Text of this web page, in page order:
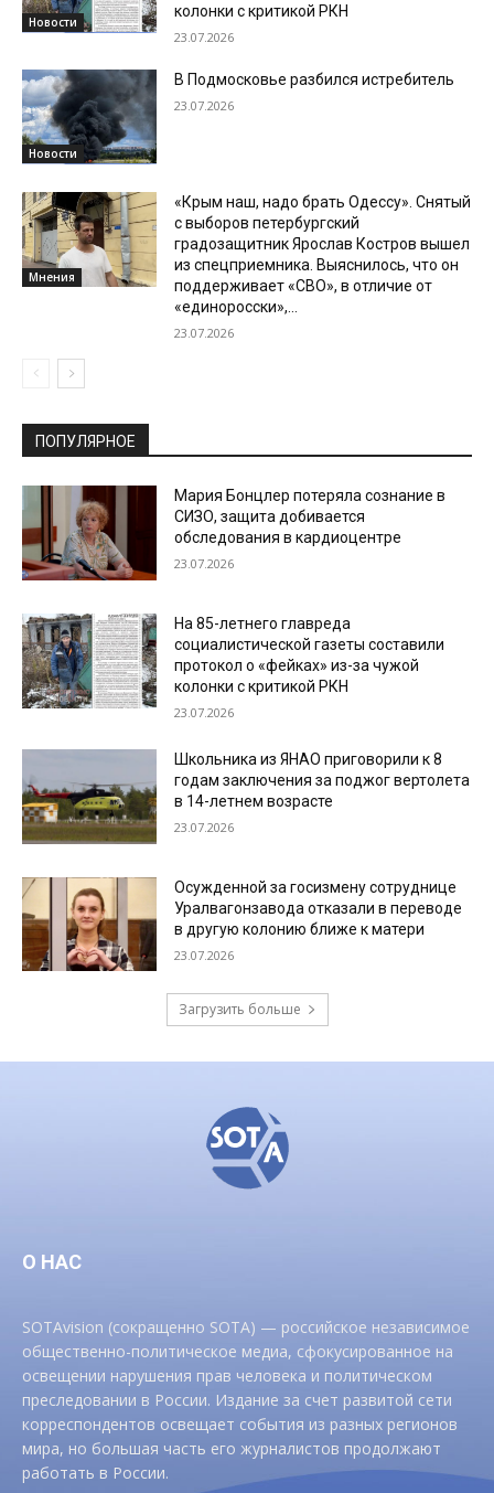
Новости
колонки с критикой РКН
23.07.2026
Новости
В Подмосковье разбился истребитель
23.07.2026
Мнения
«Крым наш, надо брать Одессу». Снятый
с выборов петербургский
градозащитник Ярослав Костров вышел
из спецприемника. Выяснилось, что он
поддерживает «СВО», в отличие от
«единоросски»,...
23.07.2026
ПОПУЛЯРНОЕ
Мария Бонцлер потеряла сознание в
СИЗО, защита добивается
обследования в кардиоцентре
23.07.2026
На 85-летнего главреда
социалистической газеты составили
протокол о «фейках» из-за чужой
колонки с критикой РКН
23.07.2026
Школьника из ЯНАО приговорили к 8
годам заключения за поджог вертолета
в 14-летнем возрасте
23.07.2026
Осужденной за госизмену сотруднице
Уралвагонзавода отказали в переводе
в другую колонию ближе к матери
23.07.2026
Загрузить больше
О НАС
SOTAvision (сокращенно SOTA) — российское независимое
общественно-политическое медиа, сфокусированное на
освещении нарушения прав человека и политическом
преследовании в России. Издание за счет развитой сети
корреспондентов освещает события из разных регионов
мира, но большая часть его журналистов продолжают
работать в России.